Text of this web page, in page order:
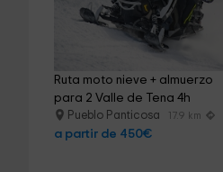
Ruta moto nieve + almuerzo
para 2 Valle de Tena 4h
Pueblo Panticosa 17.9 km
a partir de 450€